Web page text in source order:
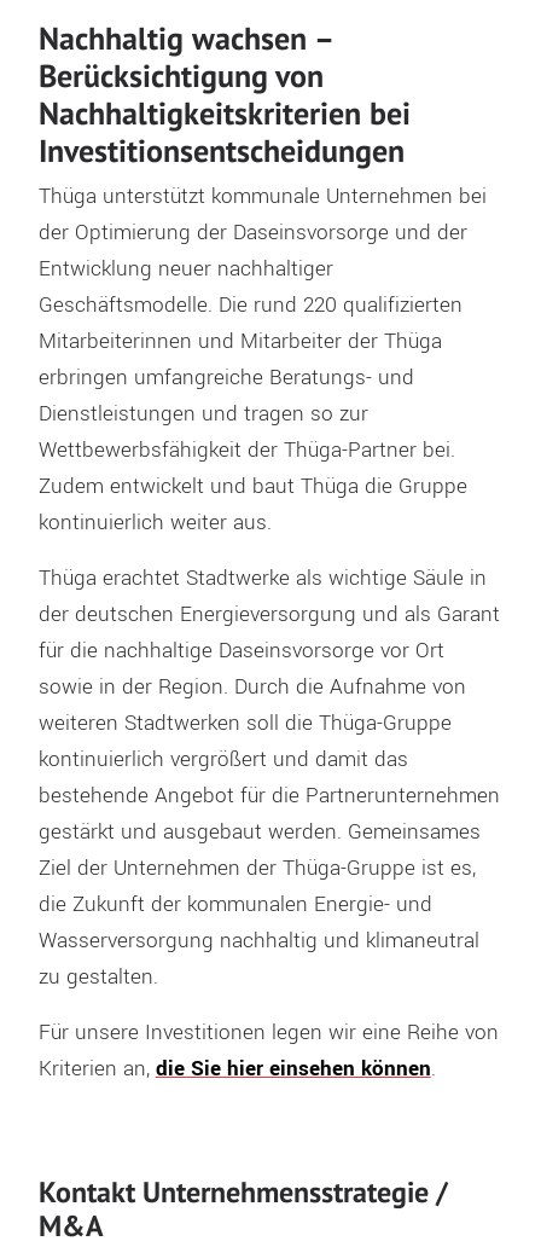
Nachhaltig wachsen –
Berücksichtigung von
Nachhaltigkeitskriterien bei
Investitionsentscheidungen
Thüga unterstützt kommunale Unternehmen bei
der Optimierung der Daseinsvorsorge und der
Entwicklung neuer nachhaltiger
Geschäftsmodelle. Die rund 220 qualifizierten
Mitarbeiterinnen und Mitarbeiter der Thüga
erbringen umfangreiche Beratungs- und
Dienstleistungen und tragen so zur
Wettbewerbsfähigkeit der Thüga-Partner bei.
Zudem entwickelt und baut Thüga die Gruppe
kontinuierlich weiter aus.
Thüga erachtet Stadtwerke als wichtige Säule in
der deutschen Energieversorgung und als Garant
für die nachhaltige Daseinsvorsorge vor Ort
sowie in der Region. Durch die Aufnahme von
weiteren Stadtwerken soll die Thüga-Gruppe
kontinuierlich vergrößert und damit das
bestehende Angebot für die Partnerunternehmen
gestärkt und ausgebaut werden. Gemeinsames
Ziel der Unternehmen der Thüga-Gruppe ist es,
die Zukunft der kommunalen Energie- und
Wasserversorgung nachhaltig und klimaneutral
zu gestalten.
Für unsere Investitionen legen wir eine Reihe von
Kriterien an,die Sie hier einsehen können.
Kontakt Unternehmensstrategie /
M&A